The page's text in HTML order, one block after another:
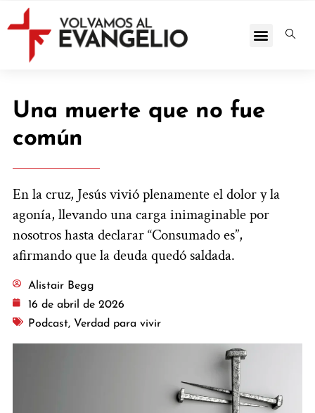
Una muerte que no fue
común
En la cruz, Jesús vivió plenamente el dolor y la
agonía, llevando una carga inimaginable por
nosotros hasta declarar “Consumado es”,
afirmando que la deuda quedó saldada.
Alistair Begg
16 de abril de 2026
Podcast, Verdad para vivir